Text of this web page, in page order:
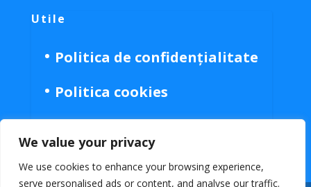
We value your privacy
We use cookies to enhance your browsing experience,
serve personalised ads or content, and analyse our traffic.
Utile
Politica de confidențialitate
Politica cookies